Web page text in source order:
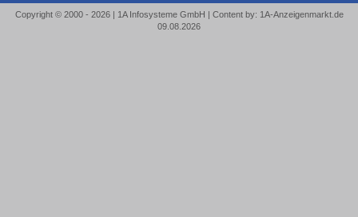
Copyright © 2000 - 2026 | 1A Infosysteme GmbH | Content by: 1A-Anzeigenmarkt.de
09.08.2026